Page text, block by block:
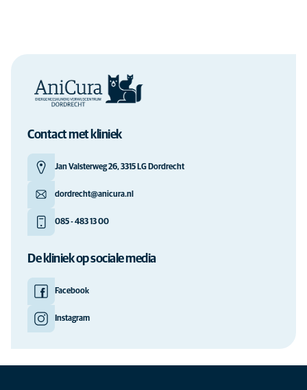
Contact met kliniek
Jan Valsterweg 26, 3315 LG Dordrecht
dordrecht@anicura.nl
085 - 483 13 00
De kliniek op sociale media
Facebook
Instagram